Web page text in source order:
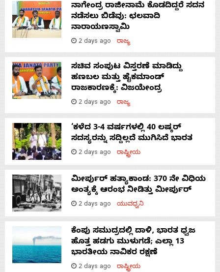
ನಾಗೇಂದ್ರ ರಾಜೀನಾಮೆ ಕೊಡದಿದ್ದರೆ ಸದನ
ನಡೆಸಲು ಬಿಡೆವು: ಛಲವಾದಿ
ನಾರಾಯಣಸ್ವಾಮಿ
2 days ago ರಾಜ್ಯ
ಸಚಿವ ಸಂಪುಟ ವಿಸ್ತರಣೆ ಮಾಡಿದ್ದು
ಹಣಬಲ ಮತ್ತು ಹೈಕಮಾಂಡ್
ರಾಜಕಾರಣಕ್ಕೆ: ವಿಜಯೇಂದ್ರ
2 days ago ರಾಜ್ಯ
‘ಕಳೆದ 3-4 ವರ್ಷಗಳಲ್ಲಿ 40 ಲಷ್ಕರ್
ಸದಸ್ಯರನ್ನು ಸದ್ದಿಲ್ಲದೆ ಮುಗಿಸಿದೆ ಭಾರತ
2 days ago ರಾಷ್ಟ್ರೀಯ
ಮೀರ್ಪುರ್ ಹತ್ಯಾಕಾಂಡ: 370 ನೇ ವಿಧಿಯ
ಅಂತ್ಯಕ್ಕೆ ಆರಂಭ ನೀಡಿತ್ತು ಮೀರ್ಪುರ್
2 days ago ಯುವಧ್ವನಿ
ಕೆಂಪು ಸಮುದ್ರದಲ್ಲಿ ದಾಳಿ, ಭಾರತ ಧ್ವಜ
ಹೊತ್ತ ಹಡಗು ಮುಳುಗಡೆ; ಎಲ್ಲಾ 13
ಭಾರತೀಯ ನಾವಿಕರ ರಕ್ಷಣೆ
2 days ago ರಾಷ್ಟ್ರೀಯ